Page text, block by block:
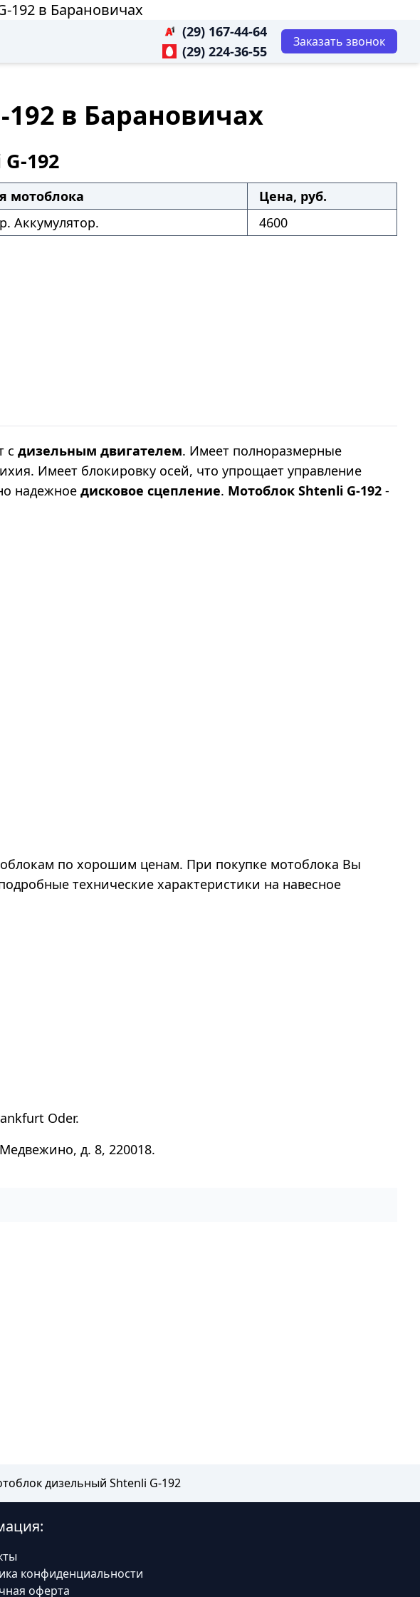
192 в Барановичах
(29) 167-44-64
(29) 224-36-55
Заказать звонок
в Барановичах
192
мотоблока
Цена, руб.
Аккумулятор. 4600
с дизельным двигателем. Имеет полноразмерные
Имеет блокировку осей, что упрощает управление
надежное дисковое сцепление. Мотоблок Shtenli G-192 -
по хорошим ценам. При покупке мотоблока Вы
технические характеристики на навесное
Oder.
д. 8, 220018.
дизельный Shtenli G-192
конфиденциальности
оферта